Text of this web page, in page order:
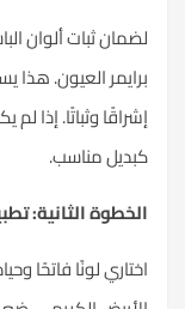
لضمان ثبات ألوان
برايمر العيون. هذا
إشراقًا وثباتًا. إذا
كبديل مناسب.
الخطوة الثانية:
اختاري لونًا فاتحًا